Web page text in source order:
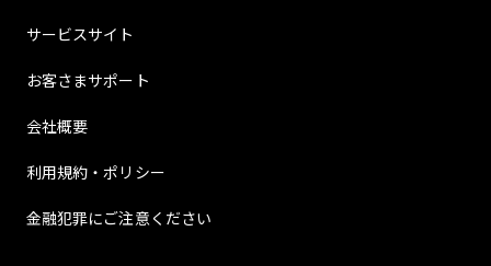
サービスサイト
お客さまサポート
会社概要
利用規約・ポリシー
金融犯罪にご注意ください